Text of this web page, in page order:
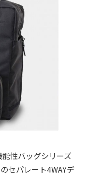
性バッグシリーズ
セパレート4WAYデ